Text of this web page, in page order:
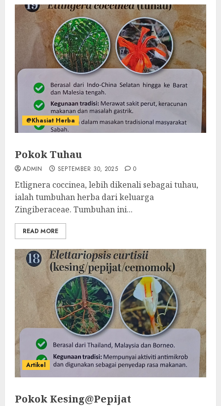
@Khasiat Herba
Pokok Tuhau
ADMIN SEPTEMBER 30, 2025 0
Etlignera coccinea, lebih dikenali sebagai tuhau,
ialah tumbuhan herba dari keluarga
Zingiberaceae. Tumbuhan ini...
READ MORE
Artikel
Pokok Kesing@Pepijat